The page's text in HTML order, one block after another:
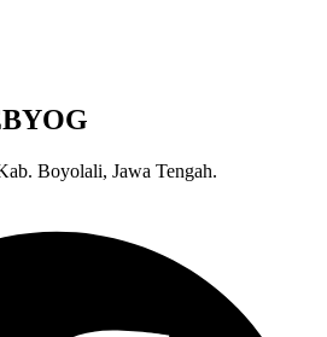
Boyolali, Jawa Tengah.